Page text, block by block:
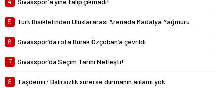
4 Sivasspor’a yine talip çıkmadı!
5 Türk Bisikletinden Uluslararası Arenada Madalya Yağmuru
6 Sivasspor’da rota Burak Özçoban’a çevrildi
7 Sivasspor’da Seçim Tarihi Netleşti!
8 Taşdemir: Belirsizlik sürerse durmanın anlamı yok